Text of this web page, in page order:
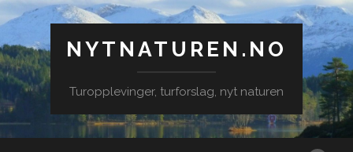
NYTNATUREN.NO
Turopplevinger, turforslag, nyt naturen